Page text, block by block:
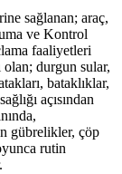
sağlanan; araç,
ve Kontrol
faaliyetleri
durgun sular,
bataklıklar,
açısından
gübrelikler, çöp
rutin